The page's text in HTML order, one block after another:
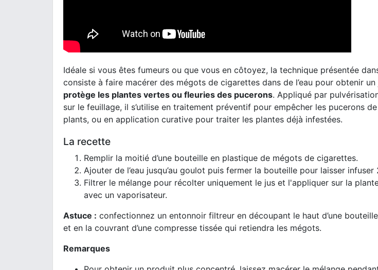
Idéale si vous êtes fumeurs ou que vous en côtoyez, la technique présentée
consiste à faire macérer des mégots de cigarettes dans de l’eau pour obtenir un
protège les plantes vertes ou fleuries des pucerons. Appliqué par
sur le feuillage, il s’utilise en traitement préventif pour empêcher les pucerons
plants, ou en application curative pour traiter les plantes déjà infestées.
La recette
Remplir la moitié d’une bouteille en plastique de mégots de cigarettes.
Ajouter de l’eau jusqu’au goulot puis fermer la bouteille pour laisser infuser
Filtrer le mélange pour récolter uniquement le jus et l'appliquer sur la
avec un vaporisateur.
Astuce : confectionnez un entonnoir filtreur en découpant le haut d’une
et en la couvrant d’une compresse tissée qui retiendra les mégots.
Remarques